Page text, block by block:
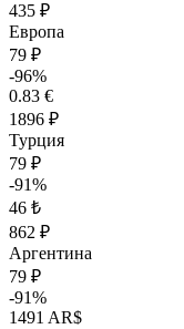
435 ₽
Европа
79 ₽
-96%
0.83 €
1896 ₽
Турция
79 ₽
-91%
46 ₺
862 ₽
Аргентина
79 ₽
-91%
1491 AR$